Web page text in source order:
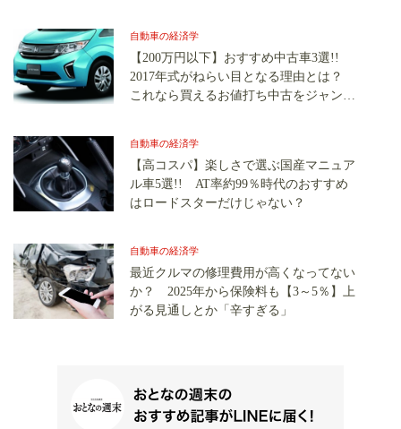
自動車の経済学
【200万円以下】おすすめ中古車3選!!
2017年式がねらい目となる理由とは？
これなら買えるお値打ち中古をジャンル
自動車の経済学
【高コスパ】楽しさで選ぶ国産マニュア
ル車5選!! AT率約99％時代のおすすめ
はロードスターだけじゃない？
自動車の経済学
最近クルマの修理費用が高くなってない
か？ 2025年から保険料も【3～5％】上
がる見通しとか「辛すぎる」